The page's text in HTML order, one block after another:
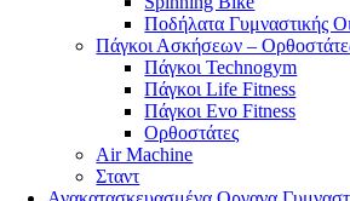
Ποδήλατα Γυμναστικής
Πάγκοι Ασκήσεων –
Πάγκοι Technogym
Πάγκοι Life Fitness
Πάγκοι Evo Fitness
Ορθοστάτες
Air Machine
Σταντ